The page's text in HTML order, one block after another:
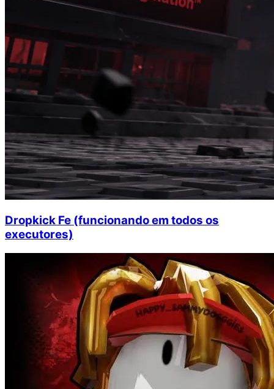
Dropkick Fe (funcionando em todos os
executores)